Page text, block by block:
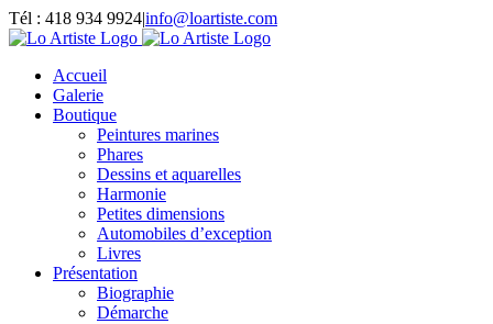
Passer
au
Tél : 418 934 9924|info@loartiste.com
Facebook
Instagram
Email
Pinterest
YouTube
Accueil
Galerie
Boutique
Peintures marines
Phares
Dessins et aquarelles
Harmonie
Petites dimensions
Automobiles d’exception
Livres
Présentation
Biographie
Démarche